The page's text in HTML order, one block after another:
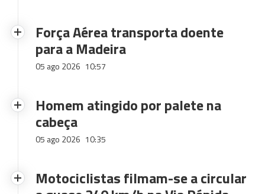
Força Aérea transporta doente
para a Madeira
05 ago 2026 10:57
Homem atingido por palete na
cabeça
05 ago 2026 10:35
Motociclistas filmam-se a circular